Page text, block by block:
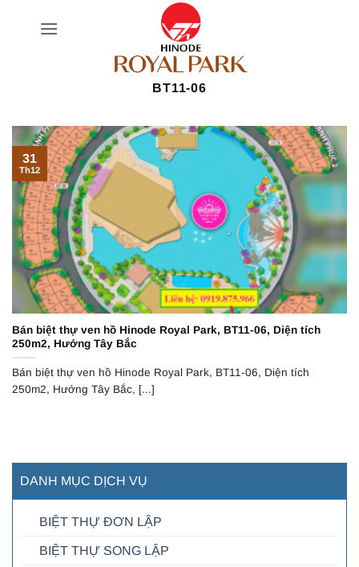
BT11-06
Bán biệt thự ven hồ Hinode Royal Park, BT11-06, Diện tích
250m2, Hướng Tây Bắc
Bán biệt thự ven hồ Hinode Royal Park, BT11-06, Diện tích
250m2, Hướng Tây Bắc, [...]
31
Th12
DANH MỤC DỊCH VỤ
BIỆT THỰ ĐƠN LẬP
BIỆT THỰ SONG LẬP